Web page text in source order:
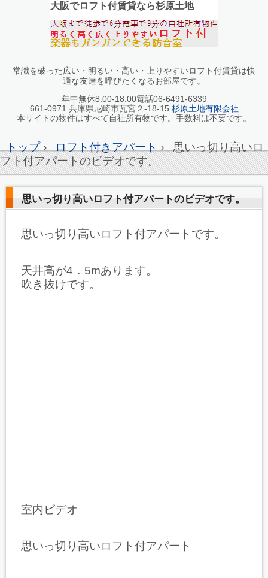
大阪でロフト付賃貸なら杉原土地
常識を破った広い・明るい・高い・上りやすいロフト付賃貸は快
適な友達を呼びたくなるお部屋です。
年中無休8:00-18:00電話06-6491-6339
661-0971 兵庫県尼崎市瓦宮２-18-15 杉原土地有限会社
本サイトの物件はすべて自社所有物です。手数料は不要です。
トップ› ロフト付きアパート› 思いっ切り高いロ
フト付アパートのビデオです。
思いっ切り高いロフト付アパートのビデオです。
思いっ切り高いロフト付アパートです。
天井高が4．5mあります。
吹き抜けです。
室内ビデオ
思いっ切り高いロフト付アパート